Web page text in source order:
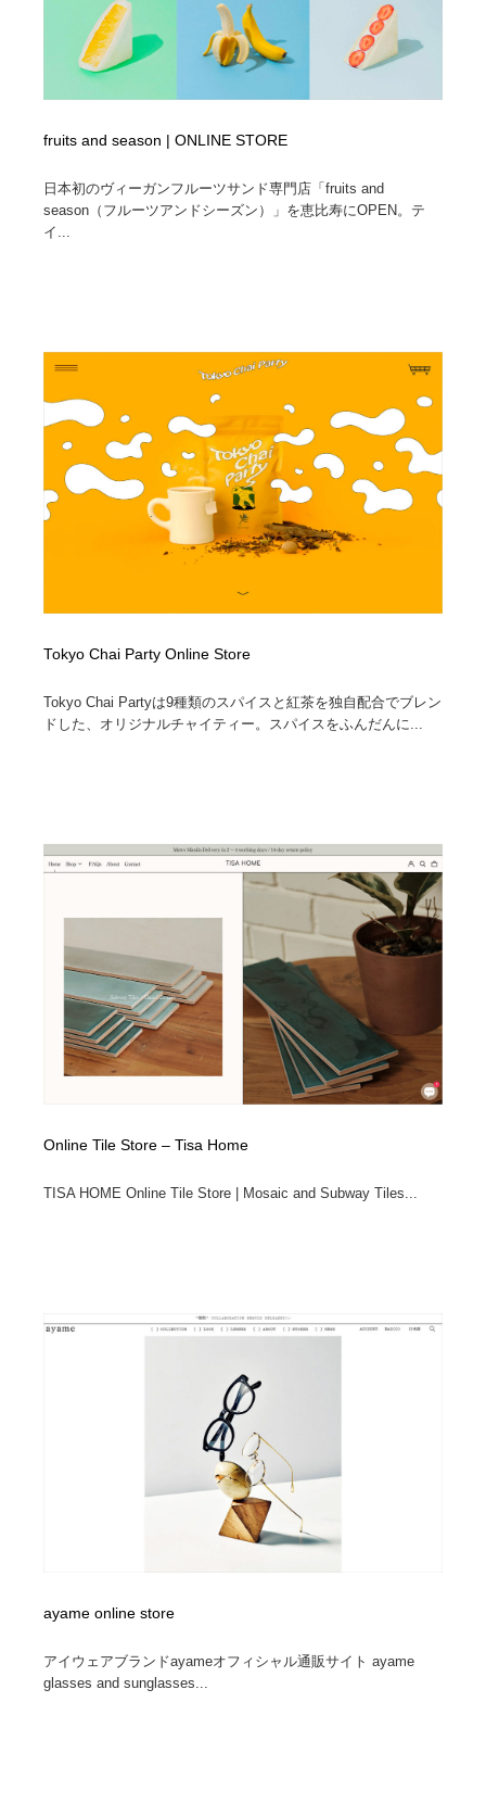
fruits and season | ONLINE STORE
日本初のヴィーガンフルーツサンド専門店「fruits and
season（フルーツアンドシーズン）」を恵比寿にOPEN。テ
イ...
Tokyo Chai Party Online Store
Tokyo Chai Partyは9種類のスパイスと紅茶を独自配合でブレン
ドした、オリジナルチャイティー。スパイスをふんだんに...
Online Tile Store – Tisa Home
TISA HOME Online Tile Store | Mosaic and Subway Tiles...
ayame online store
アイウェアブランドayameオフィシャル通販サイト ayame
glasses and sunglasses...